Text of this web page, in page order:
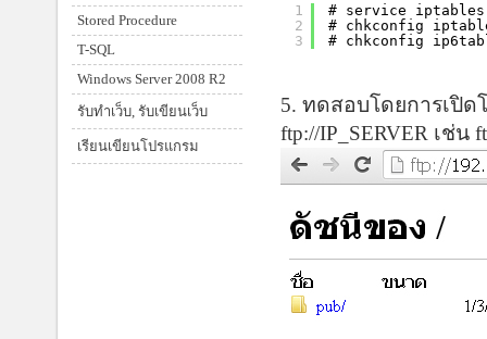
Stored Procedure
T-SQL
Windows Server 2008 R2
รับทำเว็บ, รับเขียนเว็บ
เรียนเขียนโปรแกรม
1
2
3
# service
# chkconfig
# chkconfig
5. ทดสอบโดยการเปิด
ftp://IP_SERVER เช่น